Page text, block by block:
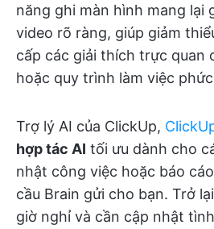
năng ghi màn hình mang lại
video rõ ràng, giúp giảm
cấp các giải thích trực quan
hoặc quy trình làm việc
Trợ lý AI của ClickUp,
hợp tác AI tối ưu dành cho
nhật công việc hoặc báo
cầu Brain gửi cho bạn. Trở
giờ nghỉ và cần cập nhật